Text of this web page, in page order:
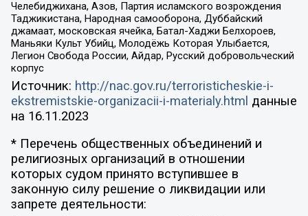
Челебиджихана, Азов, Партия исламского возрождения
Таджикистана, Народная самооборона, Дуббайский
джамаат, московская ячейка, Батал-Хаджи Белхороев,
Маньяки Культ Убийц, Молодёжь Которая Улыбается,
Легион Свобода России, Айдар, Русский добровольческий
корпус
Источник: http://nac.gov.ru/terroristicheskie-i-
ekstremistskie-organizacii-i-materialy.html данные
на 16.11.2023
* Перечень общественных объединений и
религиозных организаций в отношении
которых судом принято вступившее в
законную силу решение о ликвидации или
запрете деятельности: